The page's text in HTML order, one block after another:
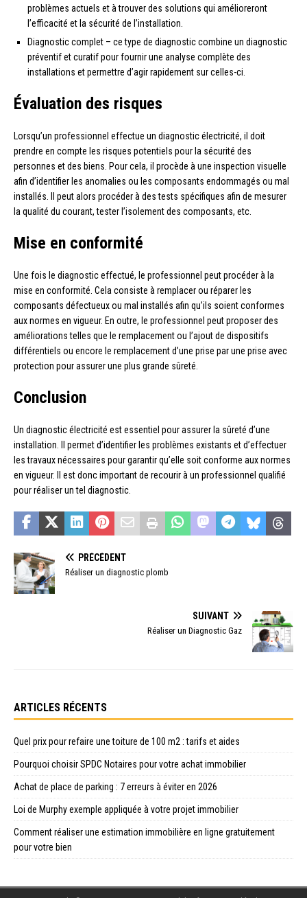
problèmes actuels et à trouver des solutions qui amélioreront
l’efficacité et la sécurité de l’installation.
Diagnostic complet – ce type de diagnostic combine un diagnostic
préventif et curatif pour fournir une analyse complète des
installations et permettre d’agir rapidement sur celles-ci.
Évaluation des risques
Lorsqu’un professionnel effectue un diagnostic électricité, il doit
prendre en compte les risques potentiels pour la sécurité des
personnes et des biens. Pour cela, il procède à une inspection visuelle
afin d’identifier les anomalies ou les composants endommagés ou mal
installés. Il peut alors procéder à des tests spécifiques afin de mesurer
la qualité du courant, tester l’isolement des composants, etc.
Mise en conformité
Une fois le diagnostic effectué, le professionnel peut procéder à la
mise en conformité. Cela consiste à remplacer ou réparer les
composants défectueux ou mal installés afin qu’ils soient conformes
aux normes en vigueur. En outre, le professionnel peut proposer des
améliorations telles que le remplacement ou l’ajout de dispositifs
différentiels ou encore le remplacement d’une prise par une prise avec
protection pour assurer une plus grande sûreté.
Conclusion
Un diagnostic électricité est essentiel pour assurer la sûreté d’une
installation. Il permet d’identifier les problèmes existants et d’effectuer
les travaux nécessaires pour garantir qu’elle soit conforme aux normes
en vigueur. Il est donc important de recourir à un professionnel qualifié
pour réaliser un tel diagnostic.
PRÉCÉDENT
Réaliser un diagnostic plomb
SUIVANT
Réaliser un Diagnostic Gaz
ARTICLES RÉCENTS
Quel prix pour refaire une toiture de 100 m2 : tarifs et aides
Pourquoi choisir SPDC Notaires pour votre achat immobilier
Achat de place de parking : 7 erreurs à éviter en 2026
Loi de Murphy exemple appliquée à votre projet immobilier
Comment réaliser une estimation immobilière en ligne gratuitement
pour votre bien